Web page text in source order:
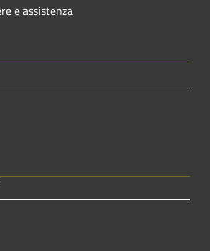
e assistenza